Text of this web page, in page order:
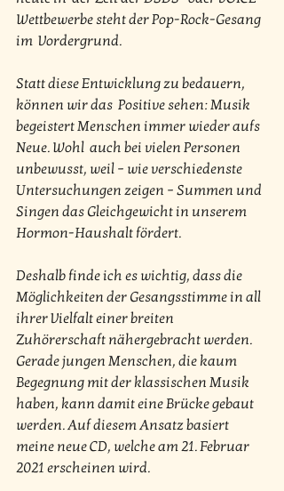
Wettbewerbe steht der Pop-Rock-Gesang
im  Vordergrund.
Statt diese Entwicklung zu bedauern,
können wir das  Positive sehen: Musik
begeistert Menschen immer wieder aufs
Neue. Wohl  auch bei vielen Personen
unbewusst, weil – wie verschiedenste
Untersuchungen zeigen – Summen und
Singen das Gleichgewicht in unserem
Hormon-Haushalt fördert.
Deshalb finde ich es wichtig, dass die
Möglichkeiten der Gesangsstimme in all
ihrer Vielfalt einer breiten
Zuhörerschaft nähergebracht werden.
Gerade jungen Menschen, die kaum
Begegnung mit der klassischen Musik
haben, kann damit eine Brücke gebaut
werden. Auf diesem Ansatz basiert
meine neue CD, welche am 21. Februar
2021 erscheinen wird.